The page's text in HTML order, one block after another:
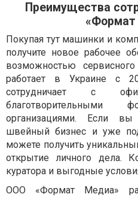
Преимущества
Покупая тут машинки и
получите новое рабочее
возможностью
работает в Украине с
сотрудничает с
организациями. Если
швейный бизнес и уже
можете получить
открытие личного дела.
куратора и выгодные
ООО «Формат Медиа»